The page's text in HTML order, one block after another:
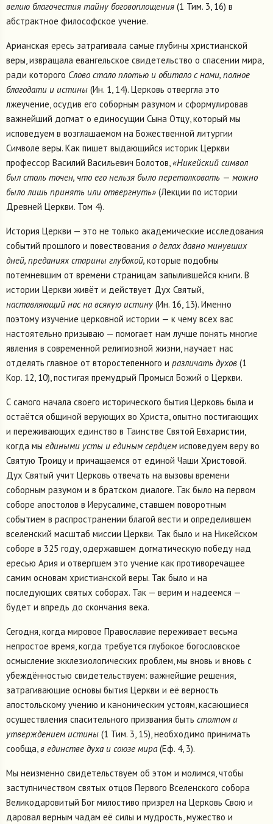
велию благочестия тайну боговоплощения (1 Тим. 3, 16) в
абстрактное философское учение.
Арианская ересь затрагивала самые глубины христианской
веры, извращала евангельское свидетельство о спасении мира,
ради которого Слово стало плотью и обитало снами, полное
благодати и истины (Ин. 1, 14). Церковь отвергла это
лжеучение, осудив его соборным разумом и сформулировав
важнейший догмат о единосущии Сына Отцу, который мы
исповедуем в возглашаемом на Божественной литургии
Символе веры. Как пишет выдающийся историк Церкви
профессор Василий Васильевич Болотов,«Никейский символ
был столь точен, что его нельзя было перетолковать — можно
было лишь принять или отвергнуть» (Лекции по истории
Древней Церкви. Том 4).
История Церкви — это не только академические исследования
событий прошлого и повествования о делах давно минувших
дней, преданиях старины глубокой, которые подобны
потемневшим от времени страницам запылившейся книги. В
истории Церкви живёт и действует Дух Святый,
наставляющий нас на всякую истину (Ин. 16, 13). Именно
поэтому изучение церковной истории — к чему всех вас
настоятельно призываю — помогает нам лучше понять многие
явления в современной религиозной жизни, научает нас
отделять главное от второстепенного и различать духов (1
Кор. 12, 10), постигая премудрый Промысл Божий о Церкви.
С самого начала своего исторического бытия Церковь была и
остаётся общиной верующих во Христа, опытно постигающих
и переживающих единство в Таинстве Святой Евхаристии,
когда мы едиными усты и единым сердцем исповедуем веру во
Святую Троицу и причащаемся от единой Чаши Христовой.
Дух Святый учит Церковь отвечать на вызовы времени
соборным разумом и в братском диалоге. Так было на первом
соборе апостолов в Иерусалиме, ставшем поворотным
событием в распространении благой вести и определившем
вселенский масштаб миссии Церкви. Так было и на Никейском
соборе в 325 году, одержавшем догматическую победу над
ересью Ария и отвергшем это учение как противоречащее
самим основам христианской веры. Так было и на
последующих святых соборах. Так — верим и надеемся —
будет и впредь до скончания века.
Сегодня, когда мировое Православие переживает весьма
непростое время, когда требуется глубокое богословское
осмысление экклезиологических проблем, мы вновь и вновь с
убеждённостью свидетельствуем: важнейшие решения,
затрагивающие основы бытия Церкви и её верность
апостольскому учению и каноническим устоям, касающиеся
осуществления спасительного призвания быть столпом и
утверждением истины (1 Тим. 3, 15), необходимо принимать
сообща,в единстве духа и союзе мира (Еф. 4, 3).
Мы неизменно свидетельствуем об этом и молимся, чтобы
заступничеством святых отцов Первого Вселенского собора
Великодаровитый Бог милостиво призрел на Церковь Свою и
даровал верным чадам её силы и мудрость, мужество и